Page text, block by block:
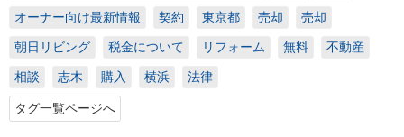
オーナー向け最新情報 契約 東京都 売却 売却
朝日リビング 税金について リフォーム 無料 不動産
相談 志木 購入 横浜 法律
タグ一覧ページへ